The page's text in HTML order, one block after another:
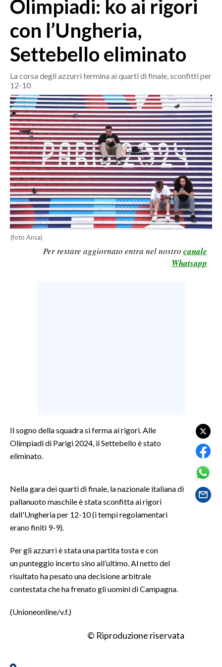
MEDIO CAMPIDANO
ORISTANO E PROVINCIA
SASSARI E PROVINCIA
GALLURA
NUORO E PROVINCIA
OGLIASTRA
AGENDA
CRONACA
ITALIA
MONDO
POLITICA
ECONOMIA
SERVIZI ALLE IMPRESE
LAVORO
CULTURA
GOSSIP
SALUTE
SARDI NEL MONDO
NOTIZIE
EVENTI
#CARAUNIONE
INSULARITÀ
Olimpiadi: ko ai rigori
con l’Ungheria,
Settebello eliminato
La corsa degli azzurri termina ai quarti di finale, sconfitti per
12-10
(foto Ansa)
Per restare aggiornato entra nel nostro canale
Whatsapp
Il sogno della squadra si ferma ai rigori. Alle
Olimpiadi di Parigi 2024, il Settebello è stato
eliminato.
Nella gara dei quarti di finale, la nazionale italiana di
pallanuoto maschile è stata sconfitta ai rigori
dall'Ungheria per 12-10 (i tempi regolamentari
erano finiti 9-9).
Per gli azzurri è stata una partita tosta e con
un punteggio incerto sino all’ultimo. Al netto del
risultato ha pesato una decisione arbitrale
contestata che ha frenato gli uomini di Campagna.
(Unioneonline/v.f.)
© Riproduzione riservata